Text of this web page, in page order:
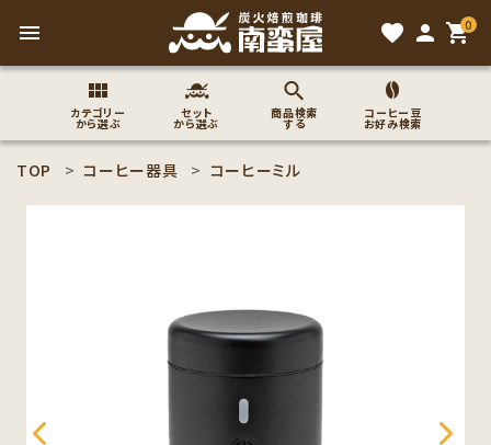
menu favorite person 0
shopping_cart
カテゴリー
から選ぶ
セット
から選ぶ
商品検索
する
コーヒー豆
お好み検索
search
person 新規会員登録
TOP コーヒー器具 コーヒーミル